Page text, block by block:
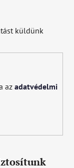
küldünk
az adatvédelmi